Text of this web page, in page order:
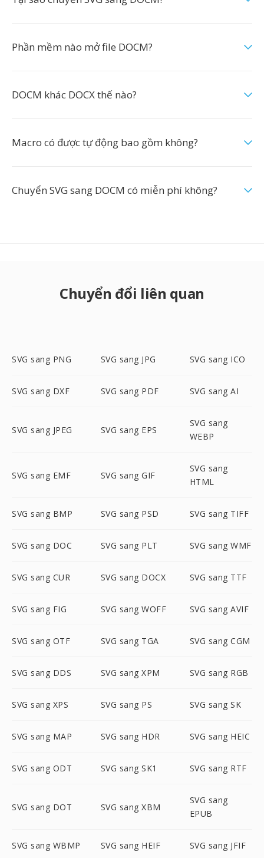
Phần mềm nào mở file DOCM?
DOCM khác DOCX thế nào?
Macro có được tự động bao gồm không?
Chuyển SVG sang DOCM có miễn phí không?
Chuyển đổi liên quan
SVG sang PNG SVG sang JPG SVG sang ICO
SVG sang DXF SVG sang PDF SVG sang AI
SVG sang JPEG SVG sang EPS
SVG sang
WEBP
SVG sang EMF SVG sang GIF
SVG sang
HTML
SVG sang BMP SVG sang PSD SVG sang TIFF
SVG sang DOC SVG sang PLT SVG sang WMF
SVG sang CUR SVG sang DOCX SVG sang TTF
SVG sang FIG SVG sang WOFF SVG sang AVIF
SVG sang OTF SVG sang TGA SVG sang CGM
SVG sang DDS SVG sang XPM SVG sang RGB
SVG sang XPS SVG sang PS SVG sang SK
SVG sang MAP SVG sang HDR SVG sang HEIC
SVG sang ODT SVG sang SK1 SVG sang RTF
SVG sang DOT SVG sang XBM
SVG sang
EPUB
SVG sang WBMP SVG sang HEIF SVG sang JFIF